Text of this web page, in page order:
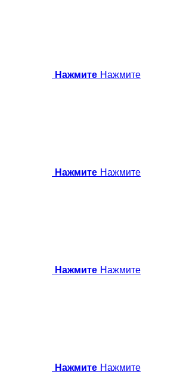
Нажмите Нажмите
Нажмите Нажмите
Нажмите Нажмите
Нажмите Нажмите